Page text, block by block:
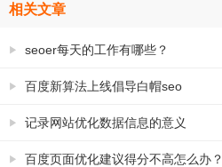
相关文章
seoer每天的工作有哪些？
百度新算法上线倡导白帽seo
记录网站优化数据信息的意义
百度页面优化建议得分不高怎么办？